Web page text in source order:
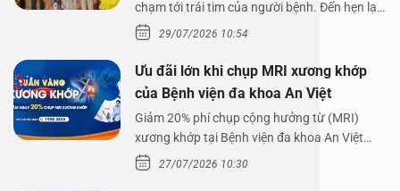
chạm tới trái tim của người bệnh. Đến hẹn lại
lên,…29/07/2026 10:54
Ưu đãi lớn khi chụp MRI xương khớp
của Bệnh viện đa khoa An Việt
Giảm 20% phí chụp cộng hưởng từ (MRI)
xương khớp tại Bệnh viện đa khoa An Việt
Bệnh viện đa…
27/07/2026 10:30